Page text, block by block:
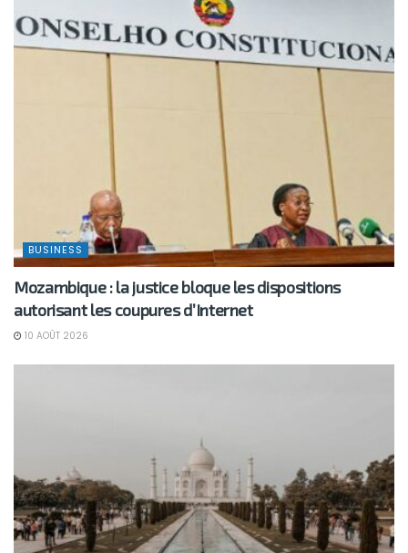
BUSINESS
Mozambique : la justice bloque les dispositions
autorisant les coupures d’Internet
10 AOÛT 2026